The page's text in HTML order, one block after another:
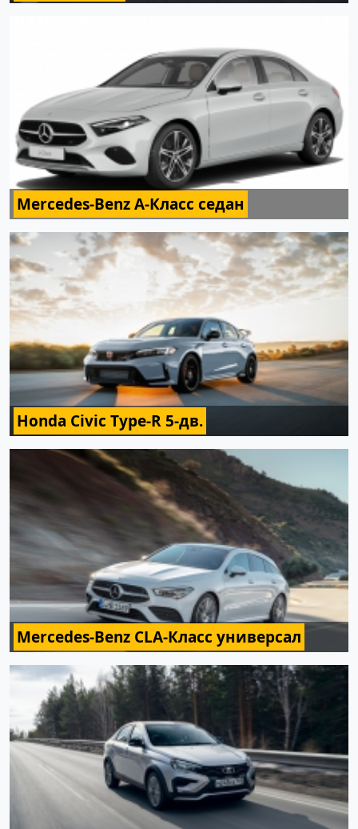
Mercedes-Benz A-Класс седан
Honda Civic Type-R 5-дв.
Mercedes-Benz CLA-Класс универсал